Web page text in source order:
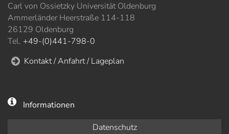
Carl von Ossietzky Universität Oldenburg
Ammerländer Heerstraße 114-118
26129 Oldenburg
Tel. +49-(0)441-798-0
Kontakt / Anfahrt / Lageplan
Informationen
Datenschutz